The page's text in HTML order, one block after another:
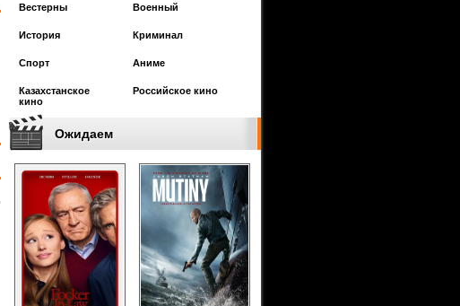
Вестерны Военный
История Криминал
Спорт Аниме
Казахстанское
кино
Российское кино
Ожидаем